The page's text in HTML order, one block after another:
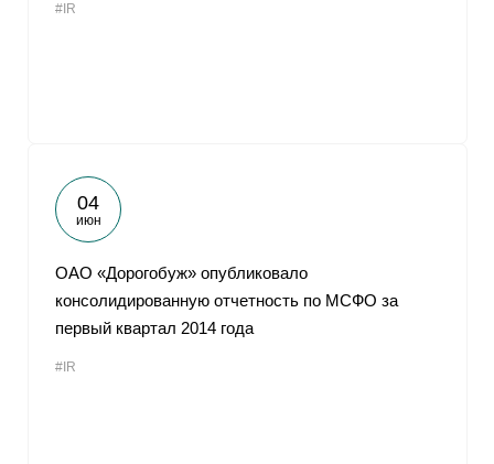
#IR
04
июн
ОАО «Дорогобуж» опубликовало
консолидированную отчетность по МСФО за
первый квартал 2014 года
#IR